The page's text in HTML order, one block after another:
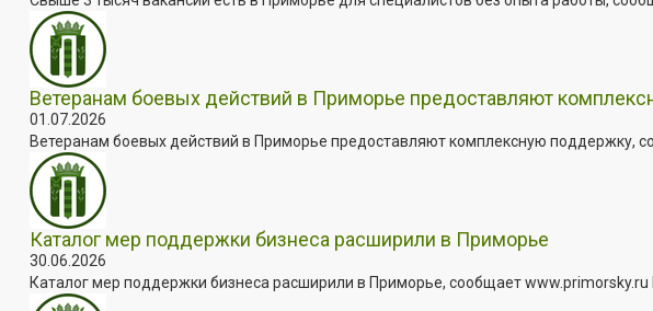
Ветеранам боевых действий в Приморье предоставляют
01.07.2026
Ветеранам боевых действий в Приморье предоставляют комплексную поддержку,
Каталог мер поддержки бизнеса расширили в Приморье
30.06.2026
Каталог мер поддержки бизнеса расширили в Приморье, сообщает